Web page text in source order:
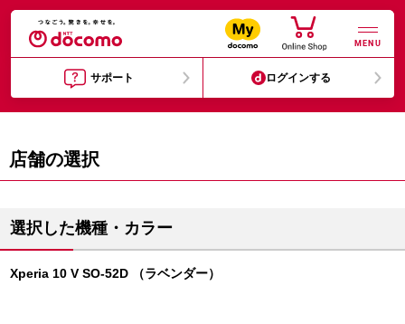
MENU
サポート ログインする
店舗の選択
選択した機種・カラー
Xperia 10 V SO-52D （ラベンダー）